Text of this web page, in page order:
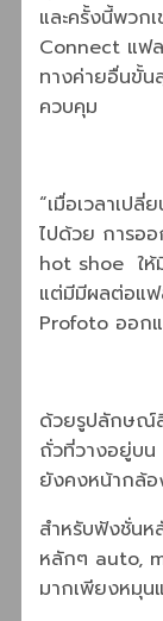
และครั้งนี้พวก
Connect แฟ
ทางค่ายอื่นขั้น
ควบคุม
“เมื่อเวลาเป
ไปด้วย การออ
hot shoe ให้
แต่มีมีผลต่อแฟ
Profoto ออก
ด้วยรูปลักษณ์
ถั่วที่วางอยู่บน
ยังคงหน้ากล้
สำหรับฟังชั่น
หลักๆ auto,
มากเพียงหมุน